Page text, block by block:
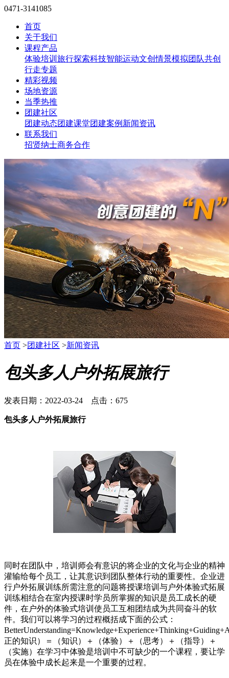
0471-3141085
首页
关于我们
课程产品
体验培训 旅行探索科技智能运动文创情景模拟团队共创
行走专题
精彩视频
场地资源
当季热推
团建社区
团建动态团建课堂团建案例 新闻资讯
联系我们
招贤纳士商务合作
首页 >团建社区 >新闻资讯
包头多人户外拓展旅行
发表日期：2022-03-24 点击：675
包头多人户外拓展旅行
同时在团队中，培训师会有意识的将企业的文化与企业的精神
灌输给每个员工，让其意识到团队整体行动的重要性。企业进
行户外拓展训练所需注意的问题将授课培训与户外体验式拓展
训练相结合在室内授课时学员所掌握的知识是员工成长的硬
件，在户外的体验式培训使员工互相团结成为共同奋斗的软
件。我们可以将学习的过程概括成下面的公式：
正的知识）＝（知识）＋（体验）＋（思考）＋（指导）＋
（实施）在学习中体验是培训中不可缺少的一个课程，要让学
员在体验中成长起来是一个重要的过程。